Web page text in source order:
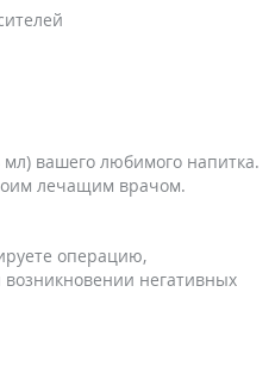
вашего любимого напитка.
лечащим врачом.
операцию,
негативных